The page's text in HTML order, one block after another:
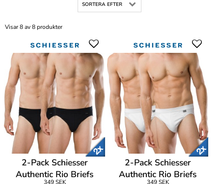
SORTERA EFTER
Visar 8 av 8 produkter
2-Pack Schiesser
Authentic Rio Briefs
349 SEK
2-Pack Schiesser
Authentic Rio Briefs
349 SEK